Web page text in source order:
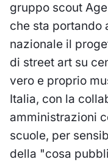
gruppo scout
che sta portando
nazionale il
di street art su
vero e proprio
Italia, con la
amministrazioni
scuole, per
della "cosa